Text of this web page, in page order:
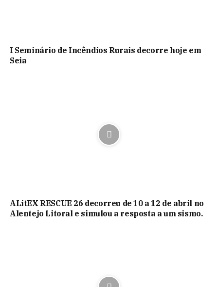
I Seminário de Incêndios Rurais decorre hoje em
Seia
ALitEX RESCUE 26 decorreu de 10 a 12 de abril no
Alentejo Litoral e simulou a resposta a um sismo.